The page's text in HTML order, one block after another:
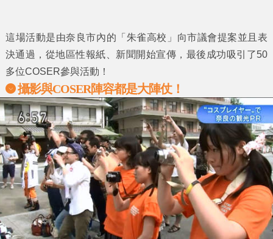
這場活動是由奈良市內的 「朱雀高校」 向市議會提案並且表
決通過，從地區性報紙、新聞開始宣傳，最後成功吸引了50
多位COSER參與活動！
攝影與COSER陣容都是大陣仗！